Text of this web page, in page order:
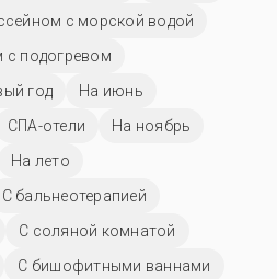
с морской водой
с подогревом
год
На июнь
СПА-отели
На ноябрь
На лето
С бальнеотерапией
С соляной комнатой
С бишофитными ваннами